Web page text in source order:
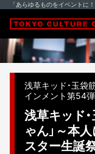
「あらゆるものをイベントに
浅草キッド・玉袋
インメント第54弾
浅草キッド
ゃん」～本
スター生誕